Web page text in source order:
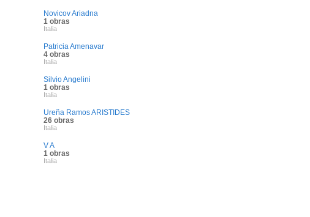
Novicov Ariadna
1 obras
Italia
Patricia Amenavar
4 obras
Italia
Silvio Angelini
1 obras
Italia
Ureña Ramos ARISTIDES
26 obras
Italia
V A
1 obras
Italia